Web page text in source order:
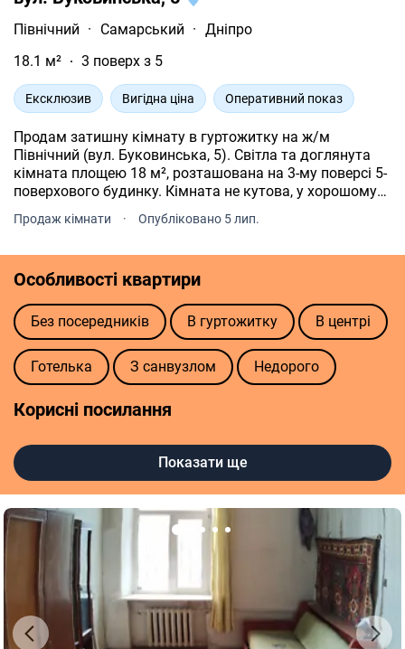
Північний · Самарський · Дніпро
18.1 м²
3 поверх з 5
Ексклюзив Вигідна ціна Оперативний показ
Продам затишну кімнату в гуртожитку на ж/м
Північний (вул. Буковинська, 5). Світла та доглянута
кімната площею 18 м², розташована на 3-му поверсі 5-
поверхового будинку. Кімната не кутова, у хорошому
житловому стані, металопластикове вікно, на підлозі
лінолеум. Продається з меблями та побутовою
доступності знаходяться: супермаркет, ринок, школа
та дитячий садок, дитячі майданчики, автостоянки,
зупинки громадського транспорту. Чудовий варіант як
для власного проживання, так і для інвестиції під
оренду. Телефонуйте, щоб дізнатися більше та
домовитися про перегляд!
Продаж кімнати · Опубліковано 5 лип.
Особливості квартири
Без посередників В гуртожитку В центрі
Готелька З санвузлом Недорого
Корисні посилання
Рієлтори в Дніпрі
Показати ще